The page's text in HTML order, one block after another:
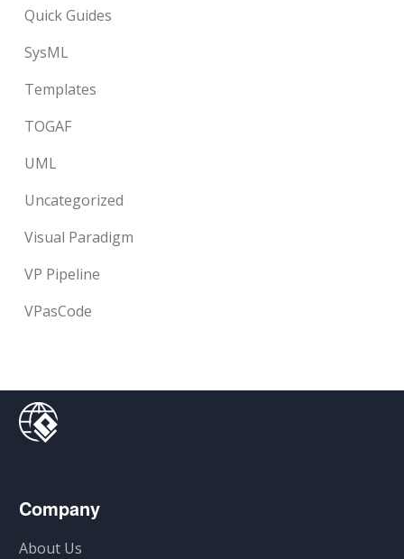
Quick Guides
SysML
Templates
TOGAF
UML
Uncategorized
Visual Paradigm
VP Pipeline
VPasCode
Company
About Us